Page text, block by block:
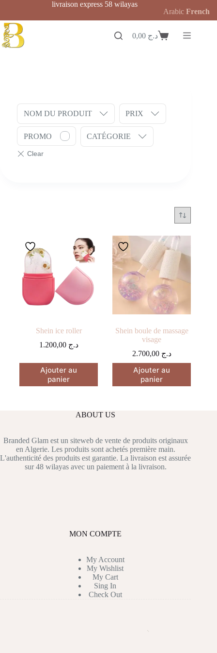
contenu
livraison express 58 wilayas
Panierد.ج
Shein ice roller
د.ج 1.200,00
Ajouter au
panier
Shein boule de massage
visage
د.ج 2.700,00
Ajouter au
panier
NOM DU PRODUIT PRIX
PROMO CATÉGORIE
ABOUT US
Branded Glam est un siteweb de vente de produits originaux
en Algerie. Les produits sont achetés première main.
L'authenticité des produits est garantie. La livraison est assurée
sur 48 wilayas avec un paiement à la livraison.
MON COMPTE
My Account
My Wishlist
My Cart
Sing In
Check Out
Arabic French